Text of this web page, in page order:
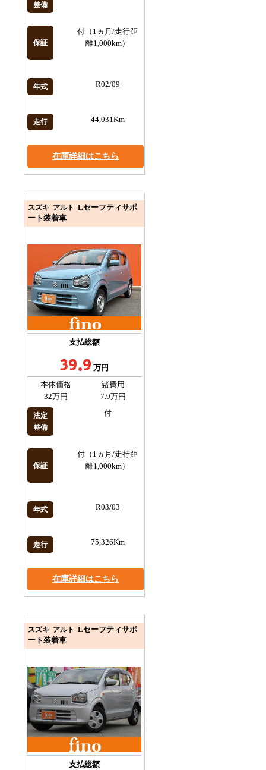
整備
保証
付（1ヵ月/走行距
離1,000km）
年式 R02/09
走行 44,031Km
在庫詳細はこちら
スズキ アルト Lセーフティサポ
ート装着車
支払総額
39.9 万円
本体価格
32万円
諸費用
7.9万円
法定
整備
付
保証
付（1ヵ月/走行距
離1,000km）
年式 R03/03
走行 75,326Km
在庫詳細はこちら
スズキ アルト Lセーフティサポ
ート装着車
支払総額